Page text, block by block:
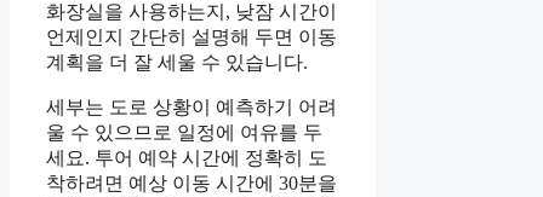
화장실을 사용하는지, 낮잠 시간이
언제인지 간단히 설명해 두면 이동
계획을 더 잘 세울 수 있습니다.
세부는 도로 상황이 예측하기 어려
울 수 있으므로 일정에 여유를 두
세요. 투어 예약 시간에 정확히 도
착하려면 예상 이동 시간에 30분을